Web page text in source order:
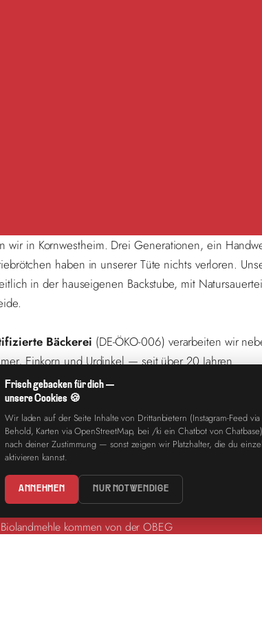
wir in Kornwestheim. Drei Generationen, ein
haben in unserer Tüte nichts verloren.
in der hauseigenen Backstube, mit
Bäckerei (DE-ÖKO-006) verarbeiten wir
Einkorn und Urdinkel — seit über 20 Jahren.
→
GETREIDE
kommen von der OBEG
Frisch gebacken für dich —
unsere Cookies 🍪
Wir laden auf der Seite Inhalte von Drittanbietern (Instagram-Feed via
Behold, Karten via OpenStreetMap, bei /ki ein Chatbot von
nach deiner Zustimmung — sonst zeigen wir Platzhalter, die du
aktivieren kannst.
ANNEHMEN NUR NOTWENDIGE